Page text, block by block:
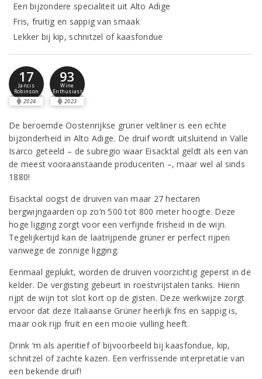
Een bijzondere specialiteit uit Alto Adige
Fris, fruitig en sappig van smaak
Lekker bij kip, schnitzel of kaasfondue
17
Jancis
Robinson
2024
93
Wine
Enthusiast
2023
De beroemde Oostenrijkse grüner veltliner is een echte
bijzonderheid in Alto Adige. De druif wordt uitsluitend in Valle
Isarco geteeld – de subregio waar Eisacktal geldt als een van
de meest vooraanstaande producenten –, maar wel al sinds
1880!
Eisacktal oogst de druiven van maar 27 hectaren
bergwijngaarden op zo’n 500 tot 800 meter hoogte. Deze
hoge ligging zorgt voor een verfijnde frisheid in de wijn.
Tegelijkertijd kan de laatrijpende grüner er perfect rijpen
vanwege de zonnige ligging.
Eenmaal geplukt, worden de druiven voorzichtig geperst in de
kelder. De vergisting gebeurt in roestvrijstalen tanks. Hierin
rijpt de wijn tot slot kort op de gisten. Deze werkwijze zorgt
ervoor dat deze Italiaanse Grüner heerlijk fris en sappig is,
maar ook rijp fruit en een mooie vulling heeft.
Drink ‘m als aperitief of bijvoorbeeld bij kaasfondue, kip,
schnitzel of zachte kazen. Een verfrissende interpretatie van
een bekende druif!